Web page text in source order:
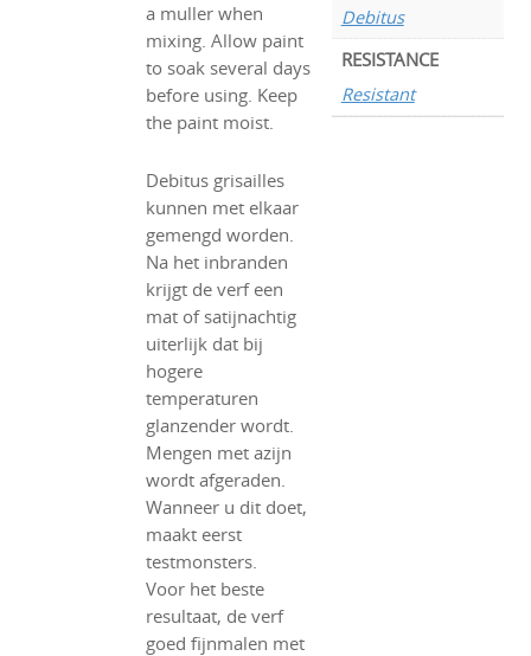
a muller when
mixing. Allow paint
to soak several days
before using. Keep
the paint moist.
Debitus grisailles
kunnen met elkaar
gemengd worden.
Na het inbranden
krijgt de verf een
mat of satijnachtig
uiterlijk dat bij
hogere
temperaturen
glanzender wordt.
Mengen met azijn
wordt afgeraden.
Wanneer u dit doet,
maakt eerst
testmonsters.
Voor het beste
resultaat, de verf
goed fijnmalen met
Debitus
RESISTANCE
Resistant